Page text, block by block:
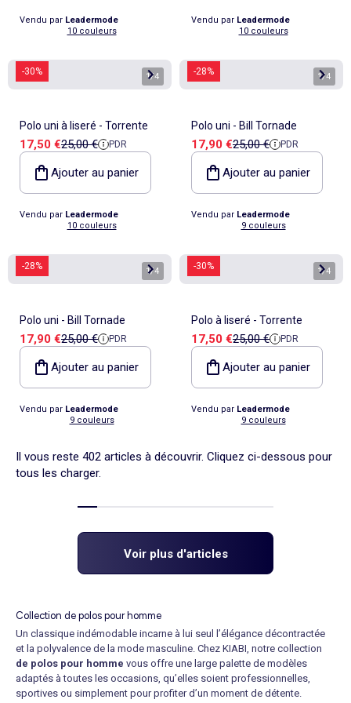
Vendu par Leadermode
10 couleurs
Vendu par Leadermode
10 couleurs
-30% 1/4
Polo uni à liseré - Torrente
Prix de vente
17,50 €Prix de référence
25,00 € PDR
Ajouter au panier
Vendu par Leadermode
10 couleurs
-28% 1/4
Polo uni - Bill Tornade
Prix de vente
17,90 €Prix de référence
25,00 € PDR
Ajouter au panier
Vendu par Leadermode
9 couleurs
-28% 1/4
Polo uni - Bill Tornade
Prix de vente
17,90 €Prix de référence
25,00 € PDR
Ajouter au panier
Vendu par Leadermode
9 couleurs
-30% 1/4
Polo à liseré - Torrente
Prix de vente
17,50 €Prix de référence
25,00 € PDR
Ajouter au panier
Vendu par Leadermode
9 couleurs
Il vous reste 402 articles à découvrir. Cliquez ci-dessous pour
tous les charger.
Voir plus d'articles
Collection de polos pour homme
Un classique indémodable incarne à lui seul l’élégance décontractée
et la polyvalence de la mode masculine. Chez KIABI, notre collection
de polos pour homme vous offre une large palette de modèles
adaptés à toutes les occasions, qu’elles soient professionnelles,
sportives ou simplement pour profiter d’un moment de détente.